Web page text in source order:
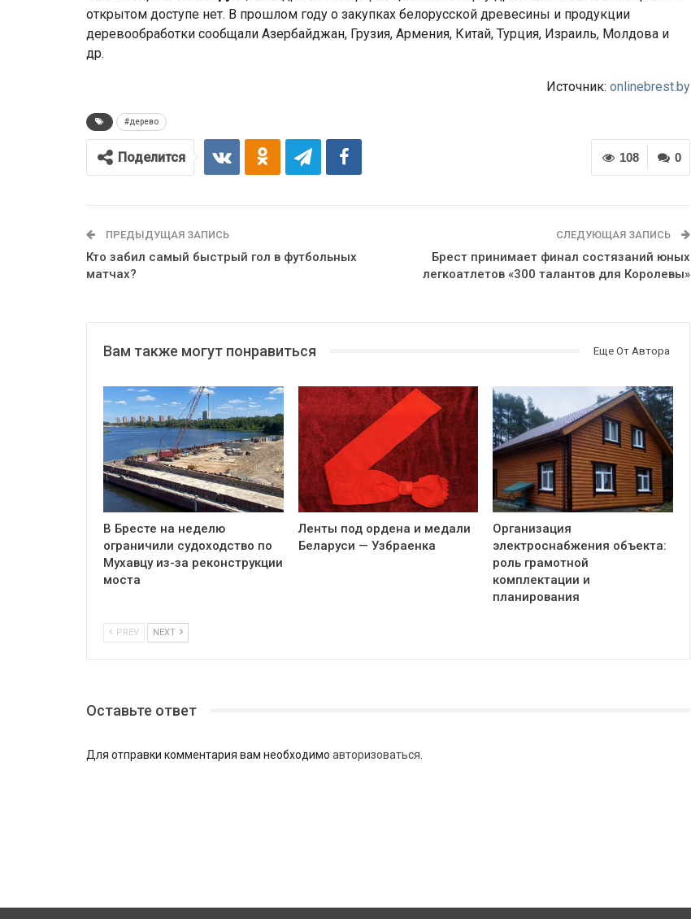
открытом доступе нет. В прошлом году о закупках белорусской древесины и продукции
деревообработки сообщали Азербайджан, Грузия, Армения, Китай, Турция, Израиль, Молдова и
др.
Источник: onlinebrest.by
#дерево
0
108
Поделится
ПРЕДЫДУЩАЯ ЗАПИСЬ
Кто забил самый быстрый гол в футбольных
матчах?
СЛЕДУЮЩАЯ ЗАПИСЬ
Брест принимает финал состязаний юных
легкоатлетов «300 талантов для Королевы»
Вам также могут понравиться Еще От Автора
В Бресте на неделю
ограничили судоходство по
Мухавцу из-за реконструкции
моста
Ленты под ордена и медали
Беларуси — Узбраенка
Организация
электроснабжения объекта:
роль грамотной
комплектации и
планирования
PREV NEXT
Оставьте ответ
Для отправки комментария вам необходимо авторизоваться